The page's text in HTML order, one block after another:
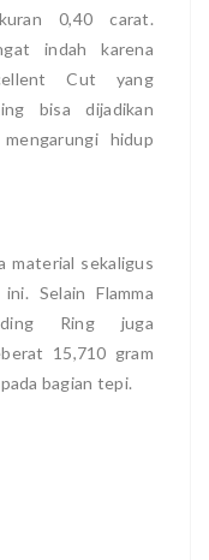
0,40 carat.
indah karena
Cut yang
bisa dijadikan
hidup
material sekaligus
Selain Flamma
Ring juga
15,710 gram
bagian tepi.